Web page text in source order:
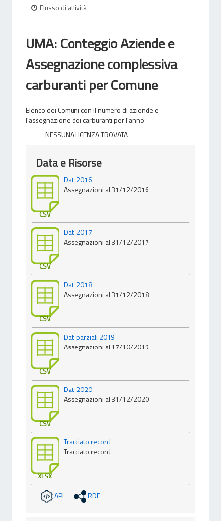
Flusso di attività
UMA: Conteggio Aziende e
Assegnazione complessiva
carburanti per Comune
Elenco dei Comuni con il numero di aziende e
l'assegnazione dei carburanti per l'anno
NESSUNA LICENZA TROVATA
Data e Risorse
CSV
Dati 2016
Assegnazioni al 31/12/2016
CSV
Dati 2017
Assegnazioni al 31/12/2017
CSV
Dati 2018
Assegnazioni al 31/12/2018
CSV
Dati parziali 2019
Assegnazioni al 17/10/2019
CSV
Dati 2020
Assegnazioni al 31/12/2020
XLSX
Tracciato record
Tracciato record
API RDF